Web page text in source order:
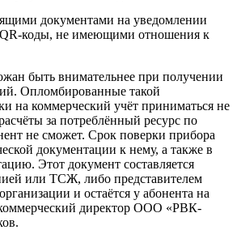
документами на уведомлении
коды, не имеющими отношения к
быть внимательнее при получении
Опломбированные такой
на коммерческий учёт приниматься не
за потреблённый ресурс по
не сможет. Срок поверки прибора
документации к нему, а также в
Этот документ составляется
или ТСЖ, либо представителем
и остаётся у абонента на
директор ООО «РВК-